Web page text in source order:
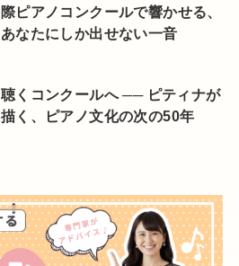
際ピアノコンクールで響かせる、
あなたにしか出せない一音
聴くコンクールへ ── ピティナが
描く、ピアノ文化の次の50年